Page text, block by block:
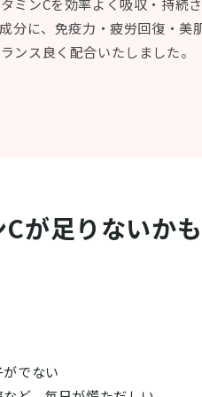
ミンCを効率よく吸収・持続
成分に、免疫力・疲労回復・
ンス良く配合いたしました。
が足りないか
でない